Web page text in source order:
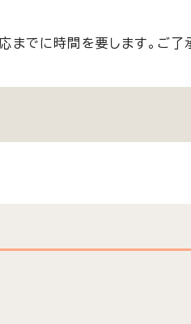
でに時間を要します。ご了